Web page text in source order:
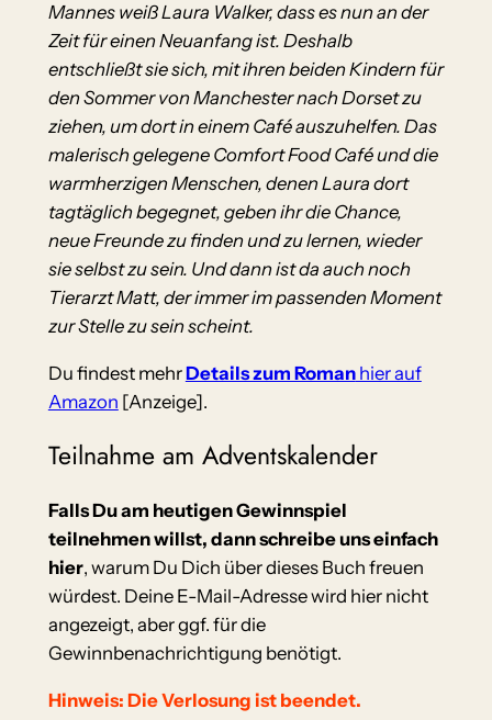
Mannes weiß Laura Walker, dass es nun an der
Zeit für einen Neuanfang ist. Deshalb
entschließt sie sich, mit ihren beiden Kindern für
den Sommer von Manchester nach Dorset zu
ziehen, um dort in einem Café auszuhelfen. Das
malerisch gelegene Comfort Food Café und die
warmherzigen Menschen, denen Laura dort
tagtäglich begegnet, geben ihr die Chance,
neue Freunde zu finden und zu lernen, wieder
sie selbst zu sein. Und dann ist da auch noch
Tierarzt Matt, der immer im passenden Moment
zur Stelle zu sein scheint.
Du findest mehrDetails zum Romanhier auf
Amazon [Anzeige].
Teilnahme am Adventskalender
Falls Du am heutigen Gewinnspiel
teilnehmen willst, dann schreibe uns einfach
hier, warum Du Dich über dieses Buch freuen
würdest. Deine E-Mail-Adresse wird hier nicht
angezeigt, aber ggf. für die
Gewinnbenachrichtigung benötigt.
Hinweis: Die Verlosung ist beendet.